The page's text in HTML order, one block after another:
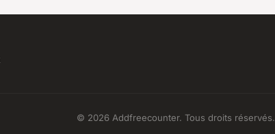
© 2026 Addfreecounter. Tous droits réservés.